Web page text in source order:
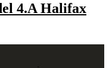
4.A Halifax